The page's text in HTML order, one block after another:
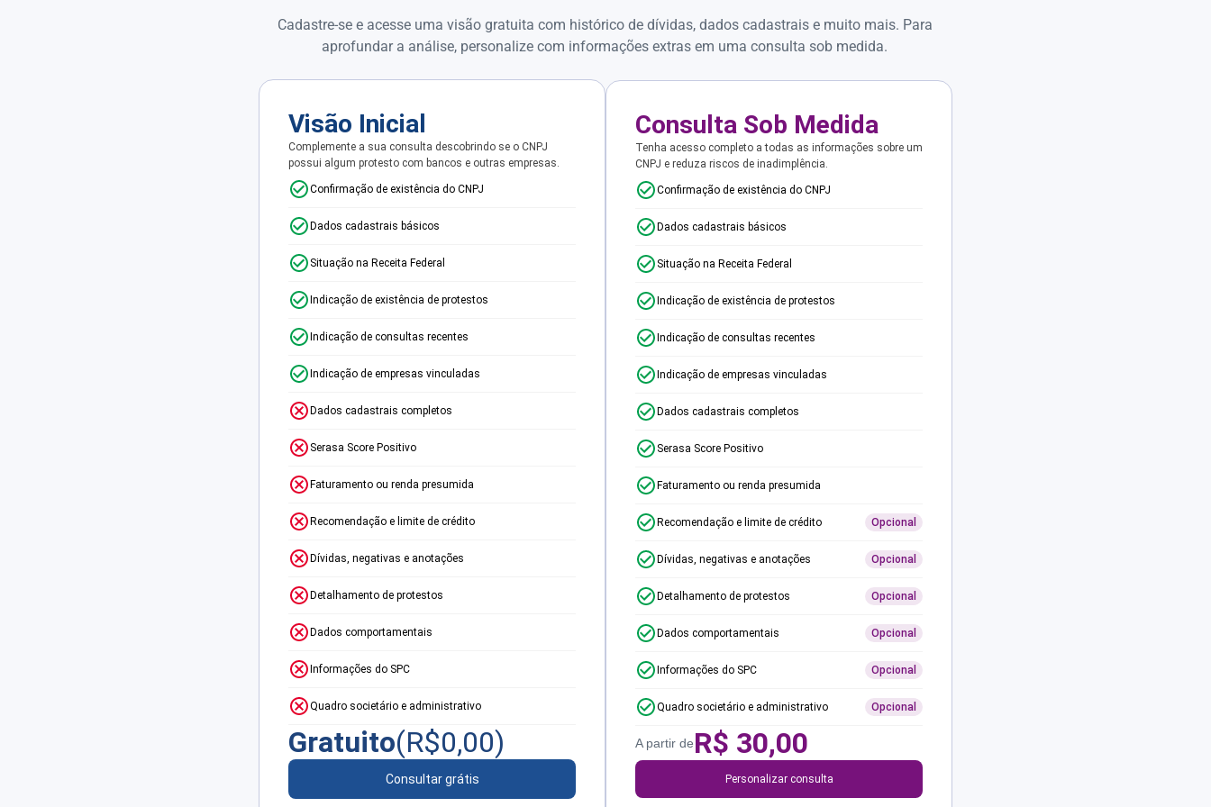
Cadastre-se e acesse uma visão gratuita com histórico de dívidas, dados cadastrais e muito mais. Para
aprofundar a análise, personalize com informações extras em uma consulta sob medida.
Visão Inicial
Complemente a sua consulta descobrindo se o CNPJ
possui algum protesto com bancos e outras empresas.
Confirmação de existência do CNPJ
Dados cadastrais básicos
Situação na Receita Federal
Indicação de existência de protestos
Indicação de consultas recentes
Indicação de empresas vinculadas
Dados cadastrais completos
Serasa Score Positivo
Faturamento ou renda presumida
Recomendação e limite de crédito
Dívidas, negativas e anotações
Detalhamento de protestos
Dados comportamentais
Informações do SPC
Quadro societário e administrativo
Gratuito(R$0,00)
Consultar grátis
Consulta Sob Medida
Tenha acesso completo a todas as informações sobre um
CNPJ e reduza riscos de inadimplência.
Confirmação de existência do CNPJ
Dados cadastrais básicos
Situação na Receita Federal
Indicação de existência de protestos
Indicação de consultas recentes
Indicação de empresas vinculadas
Dados cadastrais completos
Serasa Score Positivo
Faturamento ou renda presumida
Recomendação e limite de crédito Opcional
Dívidas, negativas e anotações Opcional
Detalhamento de protestos Opcional
Dados comportamentais Opcional
Informações do SPC Opcional
Quadro societário e administrativo Opcional
A partir deR$ 30,00
Personalizar consulta